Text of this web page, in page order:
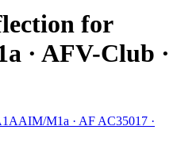
for
· AFV-Club ·